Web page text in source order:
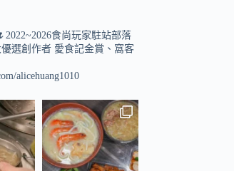
食尚玩家駐站部落
優選創作者 愛食記金賞、窩客
alicehuang1010